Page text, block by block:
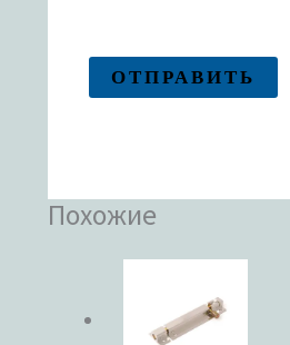
Похожие